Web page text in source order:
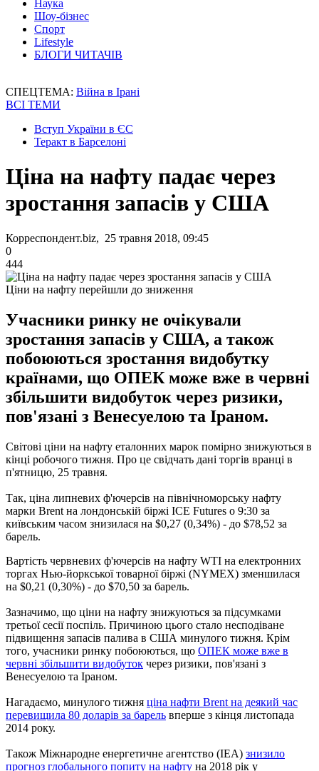
Наука
Шоу-бізнес
Спорт
Lifestyle
БЛОГИ ЧИТАЧІВ
СПЕЦТЕМА: Війна в Ірані
ВСІ ТЕМИ
Вступ України в ЄС
Теракт в Барселоні
Ціна на нафту падає через
зростання запасів у США
Корреспондент.biz, 25 травня 2018, 09:45
0
444
Ціни на нафту перейшли до зниження
Учасники ринку не очікували
зростання запасів у США, а також
побоюються зростання видобутку
країнами, що ОПЕК може вже в червні
збільшити видобуток через ризики,
пов'язані з Венесуелою та Іраном.
Світові ціни на нафту еталонних марок помірно знижуються в
кінці робочого тижня. Про це свідчать дані торгів вранці в
п'ятницю, 25 травня.
Так, ціна липневих ф'ючерсів на північноморську нафту
марки Brent на лондонській біржі ICE Futures о 9:30 за
київським часом знизилася на $0,27 (0,34%) - до $78,52 за
барель.
Вартість червневих ф'ючерсів на нафту WTI на електронних
торгах Нью-йоркської товарної біржі (NYMEX) зменшилася
на $0,21 (0,30%) - до $70,50 за барель.
Зазначимо, що ціни на нафту знижуються за підсумками
третьої сесії поспіль. Причиною цього стало несподіване
підвищення запасів палива в США минулого тижня. Крім
того, учасники ринку побоюються, що ОПЕК може вже в
червні збільшити видобуток через ризики, пов'язані з
Венесуелою та Іраном.
Нагадаємо, минулого тижня ціна нафти Brent на деякий час
перевищила 80 доларів за барель вперше з кінця листопада
2014 року.
Також Міжнародне енергетичне агентство (IEA) знизило
прогноз глобального попиту на нафту на 2018 рік у